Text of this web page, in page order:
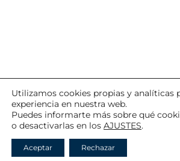
Utilizamos cookies propias y analíticas
experiencia en nuestra web.
Puedes informarte más sobre qué
o desactivarlas en los AJUSTES.
Aceptar Rechazar